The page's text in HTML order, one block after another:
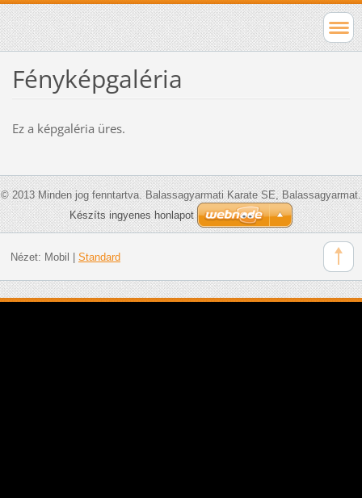
Fényképgaléria
Ez a képgaléria üres.
© 2013 Minden jog fenntartva. Balassagyarmati Karate SE, Balassagyarmat.
Készíts ingyenes honlapot
Nézet: Mobil Standard